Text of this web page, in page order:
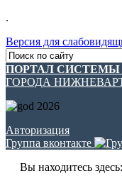
.
Версия для
ПОРТАЛ СИСТЕМЫ
ГОРОДА
Авторизация
Группа вконтакте
Вы находитесь здесь: